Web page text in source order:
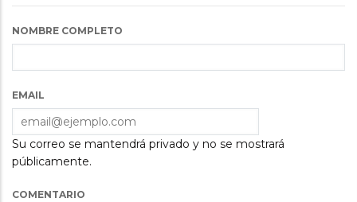
NOMBRE COMPLETO
EMAIL
Su correo se mantendrá privado y no se mostrará
públicamente.
COMENTARIO